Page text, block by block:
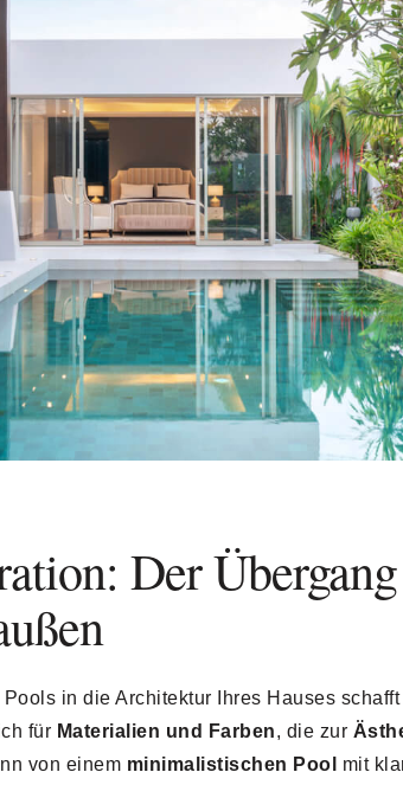
Der
Pools in die Architektur Ihres Hauses
für Materialien und Farben, die zur
von einem minimalistischen Pool
mit